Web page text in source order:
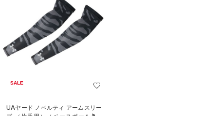
SALE
UAヤード ノベルティ アームスリー